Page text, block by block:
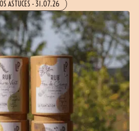
ASTUCES - 31.07.26